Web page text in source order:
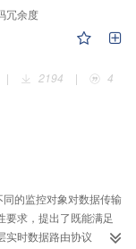
件和信道条件下的有
穷举法得到帧长、编码
和充电时间在线调整策
编码冗余度，控制充
为验证本文方法的有效
与EPC Gen2协议固定
效吞吐量，且吞吐量性
调整帧长及编码冗余
冗余度
| 2194 | 4
的监控对象对数据传输
要求，提出了既能满足
实时数据路由协议